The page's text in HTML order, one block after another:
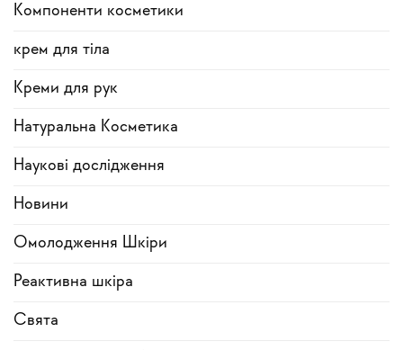
Компоненти косметики
крем для тіла
Креми для рук
Натуральна Косметика
Наукові дослідження
Новини
Омолодження Шкіри
Реактивна шкіра
Свята